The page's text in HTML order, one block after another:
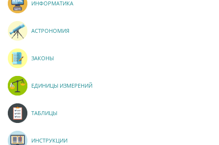
ИНФОРМАТИКА
АСТРОНОМИЯ
ЗАКОНЫ
ЕДИНИЦЫ ИЗМЕРЕНИЙ
ТАБЛИЦЫ
ИНСТРУКЦИИ